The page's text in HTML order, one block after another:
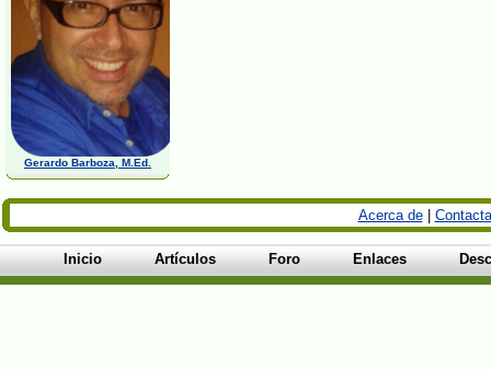
Gerardo Barboza, M.Ed.
Acerca de|
Inicio Artículos Foro Enlaces